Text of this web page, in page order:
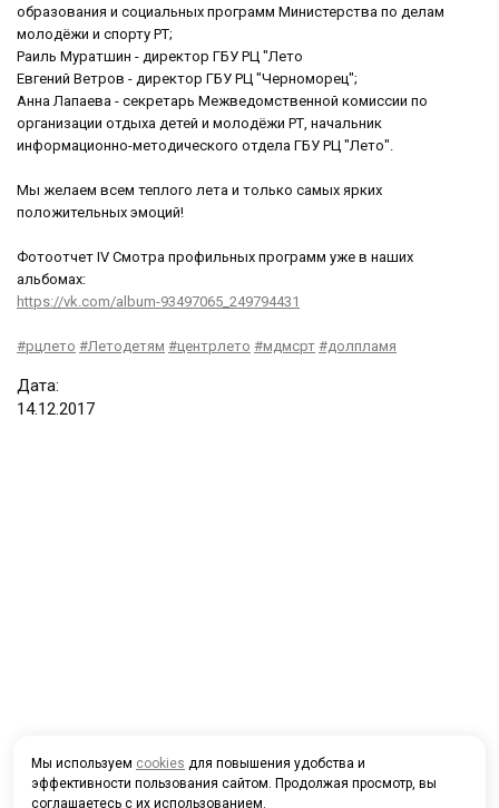
образования и социальных программ Министерства по делам
молодёжи и спорту РТ;
Раиль Муратшин - директор ГБУ РЦ "Лето
Евгений Ветров - директор ГБУ РЦ "Черноморец";
Анна Лапаева - секретарь Межведомственной комиссии по
организации отдыха детей и молодёжи РТ, начальник
информационно-методического отдела ГБУ РЦ "Лето".
Мы желаем всем теплого лета и только самых ярких
положительных эмоций!
Фотоотчет IV Смотра профильных программ уже в наших
альбомах:
https://vk.com/album-93497065_249794431
#рцлето #Летодетям #центрлето #мдмсрт #долпламя
Дата:
14.12.2017
Мы используем cookies для повышения удобства и
эффективности пользования сайтом. Продолжая просмотр, вы
соглашаетесь с их использованием.